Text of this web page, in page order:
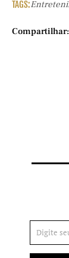
TAGS:
Compartilhar: